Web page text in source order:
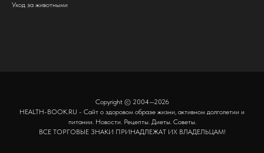
Уход за животными
Copyright © 2004—2026
HEALTH-BOOK.RU - Сайт о здоровом образе жизни, активном долголетии и
питании. Новости. Рецепты. Диеты. Советы.
ВСЕ ТОРГОВЫЕ ЗНАКИ ПРИНАДЛЕЖАТ ИХ ВЛАДЕЛЬЦАМ!